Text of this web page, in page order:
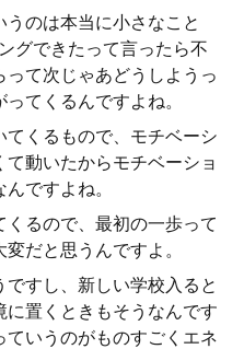
のは本当に小さなこと
グできたって言ったら不
て次じゃあどうしようっ
てくるんですよね。
くるもので、モチベーシ
動いたからモチベーショ
ですよね。
るので、最初の一歩って
だと思うんですよ。
すし、新しい学校入ると
置くときもそうなんです
いうのがものすごくエネ